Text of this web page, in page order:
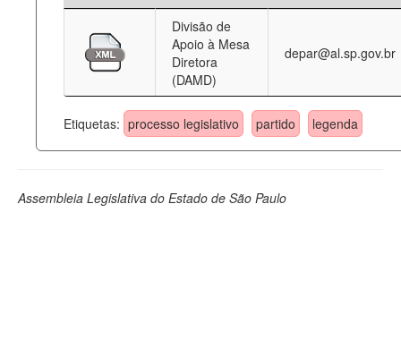
Divisão de
Apoio à Mesa
Diretora
(DAMD)
depar@al.sp.gov.br
Etiquetas: processo legislativo partido legenda
Assembleia Legislativa do Estado de São Paulo